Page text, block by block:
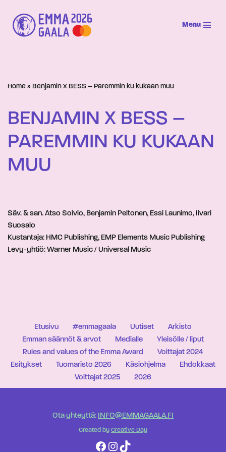
Siirry
suoraan
Menu
Home » Benjamin x BESS – Paremmin ku kukaan muu
BENJAMIN X BESS –
PAREMMIN KU KUKAAN
MUU
Säv. & san. Atso Soivio, Benjamin Peltonen, Essi Launimo, Iivari
Suosalo
Kustantaja: HMC Publishing, EMP Elements Music Publishing
Levy-yhtiö: Warner Music / Universal Music
Etusivu #emmagaala Uutiset
Arkisto
Emman säännöt & arvot
Medialle
Yleisölle / liput
Rules and values of the Emma Award
Voittajat 2024
Esitykset
Tuomaristo 2026 Käsiohjelma
Ehdokkaat
Voittajat 2025
2026
Ota yhteyttä: INFO@EMMAGAALA.FI
Created by Creative Day